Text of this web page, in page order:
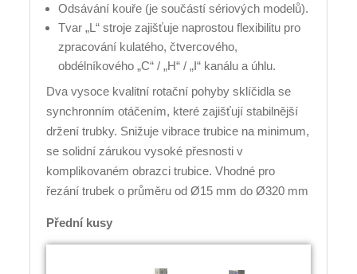
Odsávání kouře (je součástí sériových modelů).
Tvar „L“ stroje zajišťuje naprostou flexibilitu pro
zpracování kulatého, čtvercového,
obdélníkového „C“ / „H“ / „I“ kanálu a úhlu.
Dva vysoce kvalitní rotační pohyby sklíčidla se
synchronním otáčením, které zajišťují stabilnější
držení trubky. Snižuje vibrace trubice na minimum,
se solidní zárukou vysoké přesnosti v
komplikovaném obrazci trubice. Vhodné pro
řezání trubek o průměru od Ø15 mm do Ø320 mm
Přední kusy